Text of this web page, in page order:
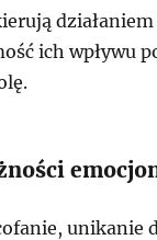
ich wpływu
unikanie